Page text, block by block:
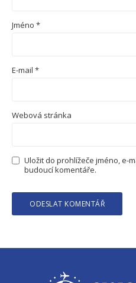
Jméno *
E-mail *
Webová stránka
Uložit do prohlížeče jméno, e-
budoucí komentáře.